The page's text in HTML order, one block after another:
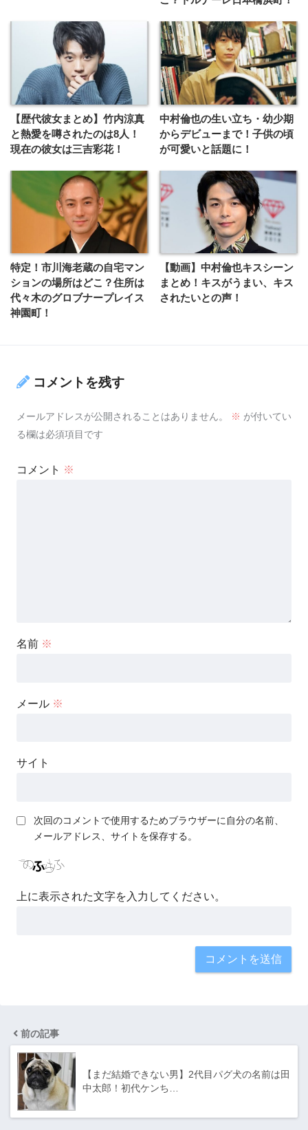
【歴代彼女まとめ】竹内涼真
と熱愛を噂されたのは8人！
現在の彼女は三吉彩花！
中村倫也の生い立ち・幼少期
からデビューまで！子供の頃
が可愛いと話題に！
特定！市川海老蔵の自宅マン
ションの場所はどこ？住所は
代々木のグロブナープレイス
神園町！
【動画】中村倫也キスシーン
まとめ！キスがうまい、キス
されたいとの声！
コメントを残す
メールアドレスが公開されることはありません。 ※ が付いてい
る欄は必須項目です
コメント ※
名前 ※
メール ※
サイト
次回のコメントで使用するためブラウザーに自分の名前、
メールアドレス、サイトを保存する。
上に表示された文字を入力してください。
前の記事
【まだ結婚できない男】2代目パグ犬の名前は田
中太郎！初代ケンち…